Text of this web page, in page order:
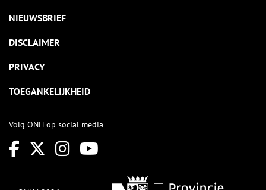
NIEUWSBRIEF
DISCLAIMER
PRIVACY
TOEGANKELIJKHEID
Volg ONH op social media